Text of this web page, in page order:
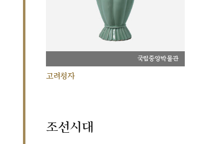
국립중앙박물관
고려청자
조선시대